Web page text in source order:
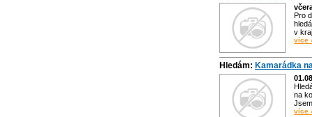
Pro
v
více
Hledám: Kamarádka
na
více